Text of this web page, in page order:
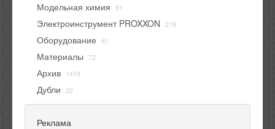
Модельная химия 51
Электроинструмент PROXXON 219
Оборудование 61
Материалы 72
Архив 1419
Дубли 22
Реклама